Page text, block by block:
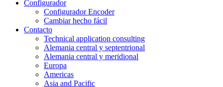
Configurador
Configurador Encoder
Cambiar hecho fácil
Contacto
Technical application consulting
Alemania central y septentrional
Alemania central y meridional
Europa
Americas
Asia and Pacific